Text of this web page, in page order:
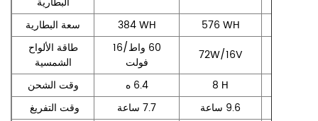
‏سعة البطارية‏
384 WH 576 WH
‏طاقة الألواح
الشمسية‏
‏60 واط/16
فولت‏
72W/16V
‏وقت الشحن‏
‏6.4 ه‏ 8 H
‏وقت التفريغ ‏